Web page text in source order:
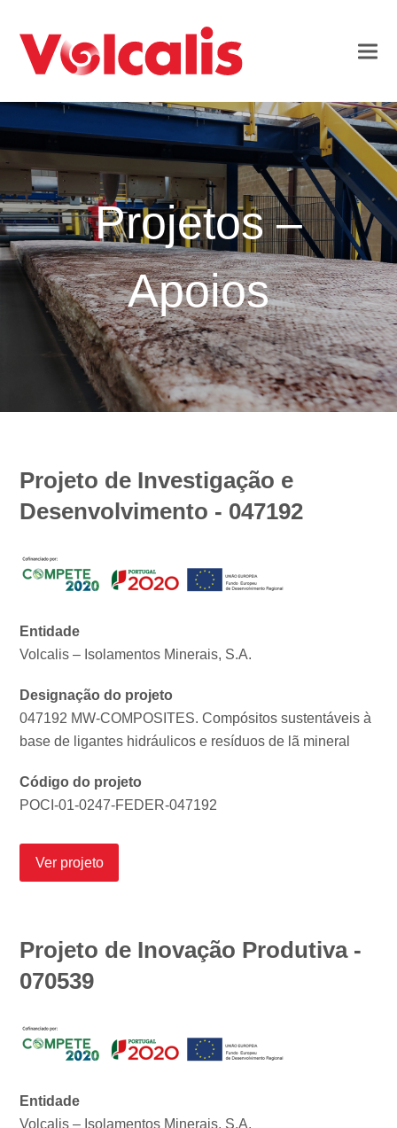
Projetos –
Apoios
Projeto de Investigação e
Desenvolvimento - 047192
Entidade
Volcalis – Isolamentos Minerais, S.A.
Designação do projeto
047192 MW-COMPOSITES. Compósitos sustentáveis à
base de ligantes hidráulicos e resíduos de lã mineral
Código do projeto
POCI-01-0247-FEDER-047192
Ver projeto
Projeto de Inovação Produtiva -
070539
Entidade
Volcalis – Isolamentos Minerais, S.A.